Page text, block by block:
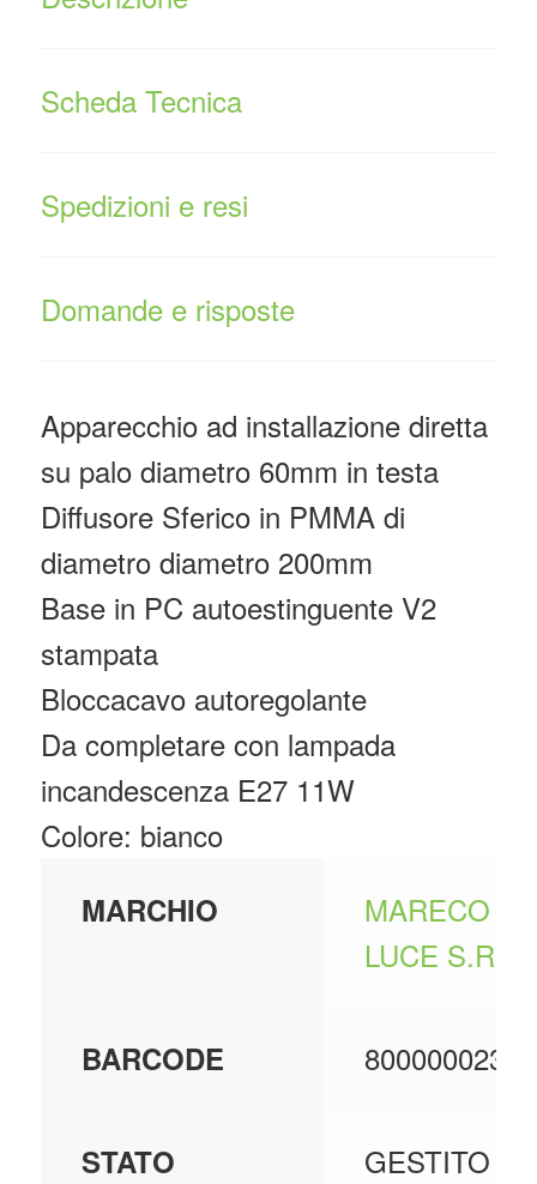
Scheda Tecnica
Spedizioni e resi
Domande e risposte
Apparecchio ad installazione diretta
su palo diametro 60mm in testa
Diffusore Sferico in PMMA di
diametro diametro 200mm
Base in PC autoestinguente V2
stampata
Bloccacavo autoregolante
Da completare con lampada
incandescenza E27 11W
Colore: bianco
MARCHIO
MARECO
LUCE S.R.L.
BARCODE
STATO
GESTITO A